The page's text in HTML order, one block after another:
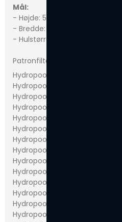
Mål:
- Højde: 511 mm.
- Bredde: 127 mm.
- Hulstørrelse: 54 mm.
Patronfilteret passer bl.a. til
Hydropool 300
Hydropool 379
Hydropool 395
Hydropool 495
Hydropool 455
Hydropool 570
Hydropool 579
Hydropool 575
Hydropool 595
Hydropool 625
Hydropool 638
Hydropool 655
Hydropool 670
Hydropool 675